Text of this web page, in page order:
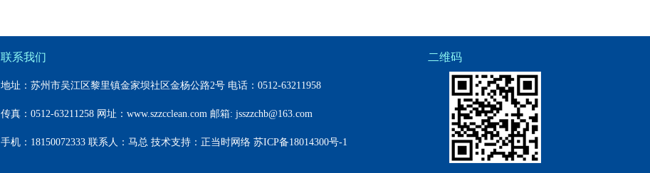
二维码
联系我们
地址：苏州市吴江区黎里镇金家坝社区金杨公路2号 电话：0512-63211958
传真：0512-63211258 网址：www.szzcclean.com 邮箱: jsszzchb@163.com
手机：18150072333 联系人：马总 技术支持： 正当时网络 苏ICP备18014300号-1